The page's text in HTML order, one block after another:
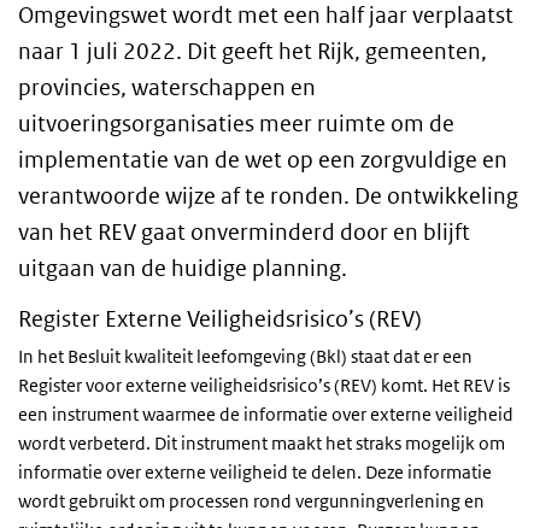
Omgevingswet wordt met een half jaar verplaatst
naar 1 juli 2022. Dit geeft het Rijk, gemeenten,
provincies, waterschappen en
uitvoeringsorganisaties meer ruimte om de
implementatie van de wet op een zorgvuldige en
verantwoorde wijze af te ronden. De ontwikkeling
van het REV gaat onverminderd door en blijft
uitgaan van de huidige planning.
Register Externe Veiligheidsrisico’s (REV)
In het Besluit kwaliteit leefomgeving (Bkl) staat dat er een
Register voor externe veiligheidsrisico’s (REV) komt. Het REV is
een instrument waarmee de informatie over externe veiligheid
wordt verbeterd. Dit instrument maakt het straks mogelijk om
informatie over externe veiligheid te delen. Deze informatie
wordt gebruikt om processen rond vergunningverlening en